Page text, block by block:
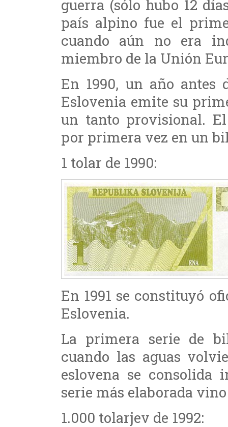
guerra (sólo hubo 12
país alpino fue el
cuando aún no era
miembro de la Unión
En 1990, un año antes
Eslovenia emite su
un tanto provisional.
por primera vez en un
1 tolar de 1990:
En 1991 se constituyó
Eslovenia.
La primera serie de
cuando las aguas
eslovena se consolida
serie más elaborada
1.000 tolarjev de 1992: